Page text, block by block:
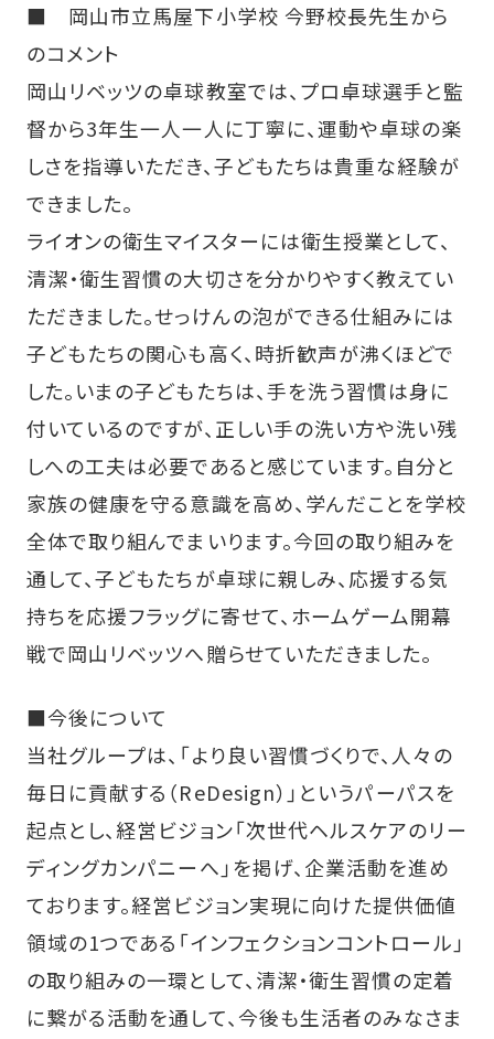
■ 岡山市立馬屋下小学校 今野校長先生から
のコメント
岡山リベッツの卓球教室では、プロ卓球選手と監
督から3年生一人一人に丁寧に、運動や卓球の楽
しさを指導いただき、子どもたちは貴重な経験が
できました。
ライオンの衛生マイスターには衛生授業として、
清潔・衛生習慣の大切さを分かりやすく教えてい
ただきました。せっけんの泡ができる仕組みには
子どもたちの関心も高く、時折歓声が沸くほどで
した。いまの子どもたちは、手を洗う習慣は身に
付いているのですが、正しい手の洗い方や洗い残
しへの工夫は必要であると感じています。自分と
家族の健康を守る意識を高め、学んだことを学校
全体で取り組んでまいります。今回の取り組みを
通して、子どもたちが卓球に親しみ、応援する気
持ちを応援フラッグに寄せて、ホームゲーム開幕
戦で岡山リベッツへ贈らせていただきました。
■今後について
当社グループは、「より良い習慣づくりで、人々の
毎日に貢献する（ReDesign）」というパーパスを
起点とし、経営ビジョン「次世代ヘルスケアのリー
ディングカンパニーへ」を掲げ、企業活動を進め
ております。経営ビジョン実現に向けた提供価値
領域の1つである「インフェクションコントロール」
の取り組みの一環として、清潔・衛生習慣の定着
に繋がる活動を通して、今後も生活者のみなさま